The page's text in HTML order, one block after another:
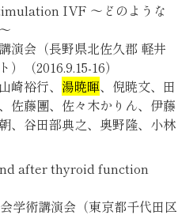
IVF ～どのような
演会（長野県北佐久郡 軽井
（2016.9.15-16）
崎裕行、 湯暁暉、倪暁文、田
佐藤團、佐々木かりん、伊藤
、谷田部典之、奥野隆、小林
after thyroid function
学術講演会（東京都千代田区